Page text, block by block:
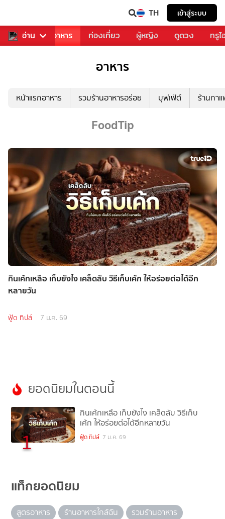
TH เข้าสู่ระบบ
อ่าน
การเพลง อาหาร ท่องเที่ยว ผู้หญิง ดูดวง ทรู
อาหาร
หน้าแรกอาหาร รวมร้านอาหารอร่อย บุฟเฟ่ต์ ร้านกา
FoodTip
กินเค้กเหลือ เก็บยังไง เคล็ดลับ วิธีเก็บเค้ก ให้อร่อยต่อได้อีก
หลายวัน
ฟู้ด ทิปส์ 7 ม.ค. 69
ยอดนิยมในตอนนี้
1
กินเค้กเหลือ เก็บยังไง เคล็ดลับ วิธีเก็บ
เค้ก ให้อร่อยต่อได้อีกหลายวัน
ฟู้ด ทิปส์ 7 ม.ค. 69
แท็กยอดนิยม
สูตรอาหาร ร้านอาหารใกล้ฉัน
รวมร้านอาหาร